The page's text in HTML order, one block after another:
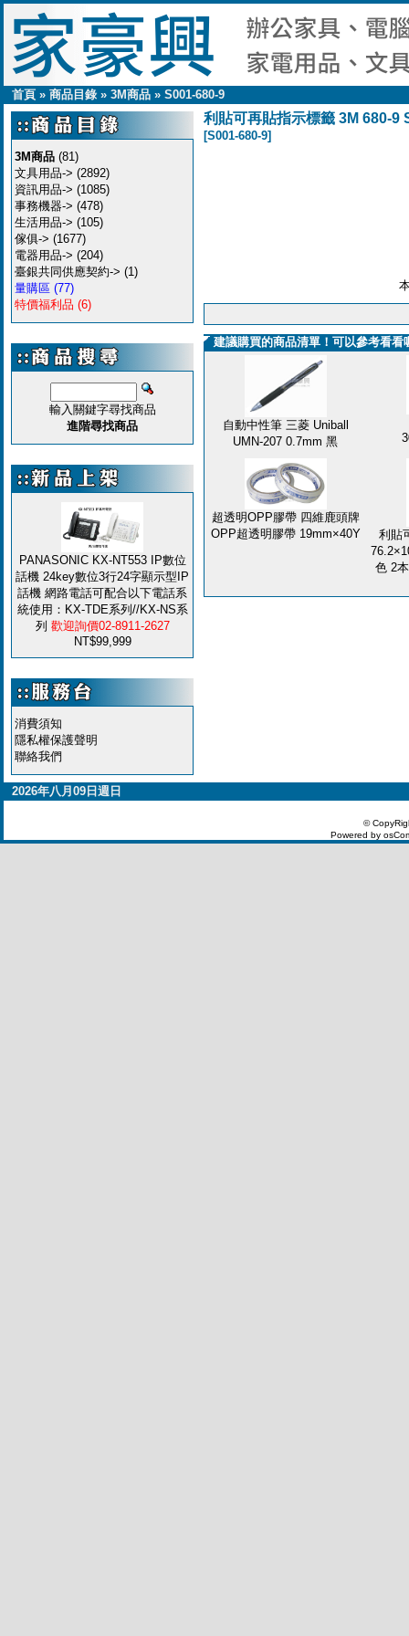
首頁 » 商品目錄» 3M商品 » S001-680-9
3M商品 (81)
文具用品-> (2892)
資訊用品-> (1085)
事務機器-> (478)
生活用品-> (105)
傢俱-> (1677)
電器用品-> (204)
臺銀共同供應契約-> (1)
量購區 (77)
特價福利品 (6)
輸入關鍵字尋找商品
進階尋找商品
PANASONIC KX-NT553 IP數位
話機 24key數位3行24字顯示型IP
話機 網路電話可配合以下電話系
統使用：KX-TDE系列//KX-NS系
列 歡迎詢價02-8911-2627
NT$99,999
消費須知
隱私權保護聲明
聯絡我們
利貼可再貼指示標籤 3M 680-
[S001-680-9]
建議購買的商品清單！可以參考看看
自動中性筆 三菱 Uniball
UMN-207 0.7mm 黑
超透明OPP膠帶 四維鹿頭牌
OPP超透明膠帶 19mm×40Y
利貼
色 2
2026年八月09日週日
©
Powered by